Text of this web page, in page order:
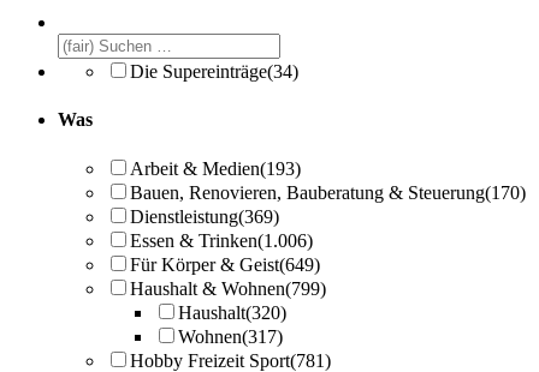
Die Supereinträge(34)
Was
Arbeit & Medien(193)
Bauen, Renovieren, Bauberatung & Steuerung(170)
Dienstleistung(369)
Essen & Trinken(1.006)
Für Körper & Geist(649)
Haushalt & Wohnen(799)
Haushalt(320)
Wohnen(317)
Hobby Freizeit Sport(781)